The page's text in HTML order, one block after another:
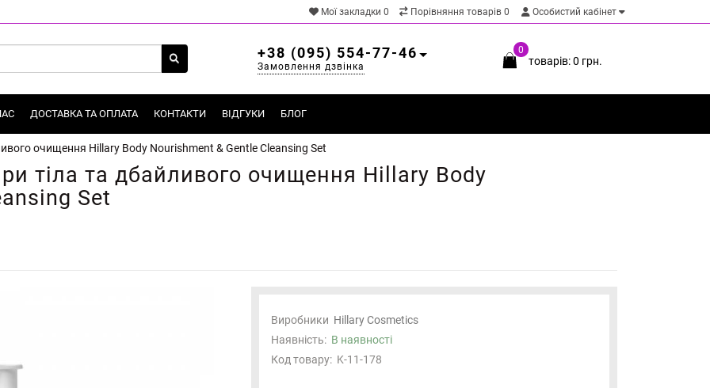
Мої закладки 0 Порівняння товарів 0 Особистий кабінет
0
товарів: 0 грн.
+38 (095) 554-77-46
Замовлення дзвінка
ДОСТАВКА ТА ОПЛАТА КОНТАКТИ ВІДГУКИ БЛОГ
очищення Hillary Body Nourishment & Gentle Cleansing Set
тіла та дбайливого очищення Hillary Body
Set
Виробники Hillary Cosmetics
Наявність: В наявності
Код товару: K-11-178